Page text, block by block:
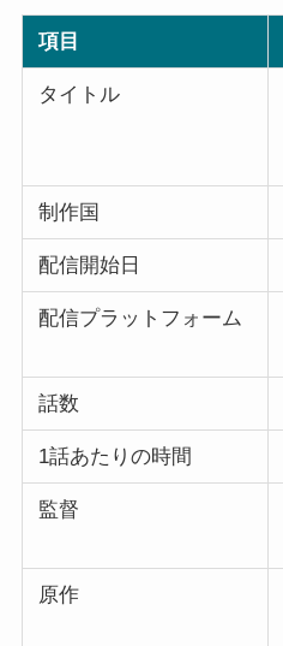
項目
タイトル
制作国
配信開始日
配信プラットフォーム
話数
1話あたりの時間
監督
原作